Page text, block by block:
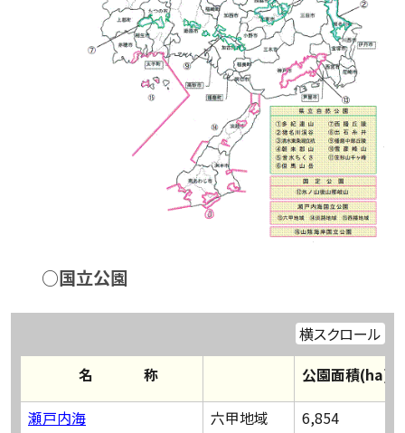
○国立公園
横スクロール
名 称
公園面積(ha)
瀬戸内海
六甲地域 6,854